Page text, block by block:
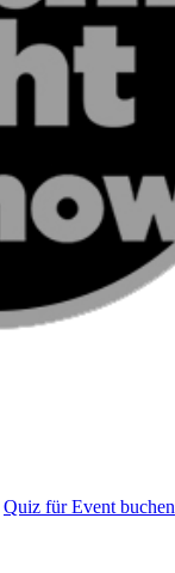
Quiz für Event buchen